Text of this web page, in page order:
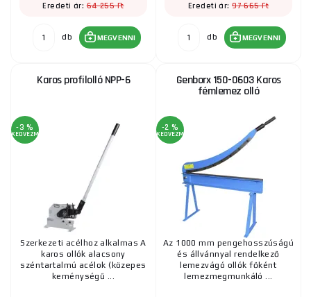
Eredeti ár:64 255 Ft
db MEGVENNI
Eredeti ár:97 665 Ft
db MEGVENNI
Karos profilolló NPP-6
-3 %
KEDVEZMÉNY
Szerkezeti acélhoz alkalmas A
karos ollók alacsony
széntartalmú acélok (közepes
keménységű ...
Genborx 150-0603 Karos
fémlemez olló
-2 %
KEDVEZMÉNY
Az 1000 mm pengehosszúságú
és állvánnyal rendelkező
lemezvágó ollók főként
lemezmegmunkáló ...